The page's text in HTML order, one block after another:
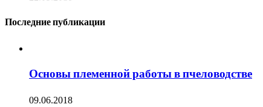
Последние публикации
Основы племенной работы в пчеловодстве
09.06.2018